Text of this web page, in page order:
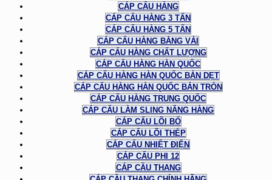
CÁP CẨU HÀNG
CÁP CẨU HÀNG 3 TẤN
CÁP CẨU HÀNG 5 TẤN
CÁP CẨU HÀNG BẰNG VẢI
CÁP CẨU HÀNG CHẤT LƯỢNG
CÁP CẨU HÀNG HÀN QUỐC
CÁP CẨU HÀNG HÀN QUỐC BẢN DẸT
CÁP CẨU HÀNG HÀN QUỐC BẢN TRÒN
CÁP CẨU HÀNG TRUNG QUỐC
CÁP CẨU LÀM SLING NÂNG HÀNG
CÁP CẨU LÕI BỐ
CÁP CẨU LÕI THÉP
CÁP CẨU NHIỆT ĐIỆN
CÁP CẨU PHI 12
CÁP CẦU THANG